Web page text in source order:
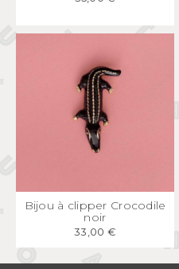
APERÇU RAPIDE
Bijou à clipper Crocodile
noir
33,00 €